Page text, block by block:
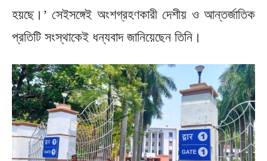
হয়ছে।’ সেইসঙ্গেই অংশগ্রহণকারী দেশীয় ও আন্তর্জাতিক
প্রতিটি সংস্থাকেই ধন্যবাদ জানিয়েছেন তিনি।